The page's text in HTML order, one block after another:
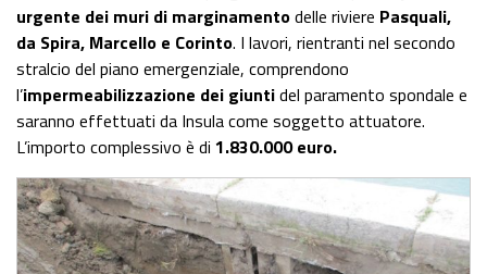
urgente dei muri di marginamentodelle riviere Pasquali,
da Spira, Marcello e Corinto. I lavori, rientranti nel secondo
stralcio del piano emergenziale, comprendono
l’impermeabilizzazione dei giuntidel paramento spondale e
saranno effettuati da Insula come soggetto attuatore.
L’importo complessivo è di 1.830.000 euro.